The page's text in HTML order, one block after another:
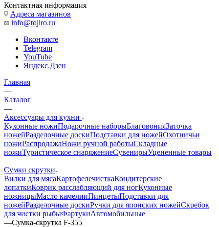
Контактная информация
Адреса магазинов
info@tojiro.ru
Вконтакте
Telegram
YouTube
Яндекс.Дзен
Главная
—
Каталог
—
Аксессуары для кухни
Кухонные ножиПодарочные наборыБлаговонияЗаточка
ножейРазделочные доскиПодставки для ножейОхотничьи
ножиРаспродажаНожи ручной работыСкладные
ножиТуристическое снаряжениеСувенирыУцененные товары
—
Сумки скрутки
Вилки для мясаКартофелечисткаКондитерские
лопаткиКоврик расслабляющий для ногКухонные
ножницыМасло камелииПинцетыПодставки для
ножейРазделочные доскиРучки для японских ножейСкребок
для чистки рыбыФартукиАвтомобильные
—Сумка-скрутка F-355